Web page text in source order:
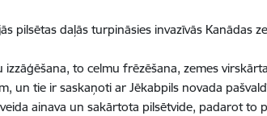
pilsētas daļās turpināsies invazīvās Kanādas
to celmu frēzēšana, zemes
un tie ir saskaņoti ar Jēkabpils novada
ainava un sakārtota pilsētvide, padarot to